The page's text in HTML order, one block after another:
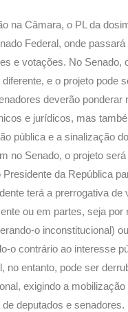
na Câmara, o PL da
Federal, onde passará
e votações. No Senado,
e o projeto pode
deverão ponderar
e jurídicos, mas
pública e a sinalização
no Senado, o projeto será
Presidente da República
terá a prerrogativa de
ou em partes, seja por
o inconstitucional)
o contrário ao interesse
no entanto, pode ser
exigindo a mobilização
de deputados e senadores.